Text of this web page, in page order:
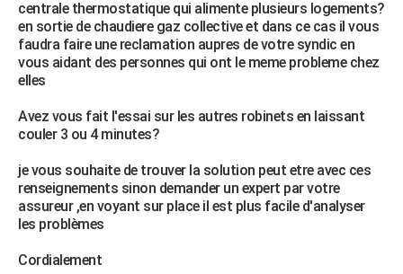
centrale thermostatique qui alimente plusieurs logements?
en sortie de chaudiere gaz collective et dans ce cas il vous
faudra faire une reclamation aupres de votre syndic en
vous aidant des personnes qui ont le meme probleme chez
elles
Avez vous fait l'essai sur les autres robinets en laissant
couler 3 ou 4 minutes?
je vous souhaite de trouver la solution peut etre avec ces
renseignements sinon demander un expert par votre
assureur ,en voyant sur place il est plus facile d'analyser
les problèmes
Cordialement